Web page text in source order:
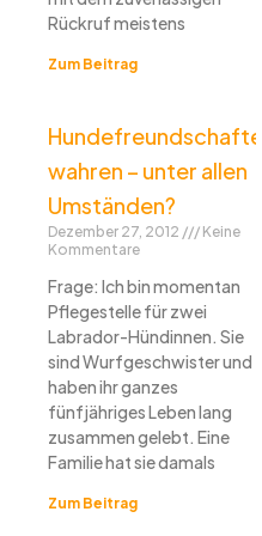
Rückruf meistens
Zum Beitrag
Hundefreundschaften
wahren – unter allen
Umständen?
Dezember 27, 2012
Keine
Kommentare
Frage: Ich bin momentan
Pflegestelle für zwei
Labrador-Hündinnen. Sie
sind Wurfgeschwister und
haben ihr ganzes
fünfjähriges Leben lang
zusammen gelebt. Eine
Familie hat sie damals
Zum Beitrag